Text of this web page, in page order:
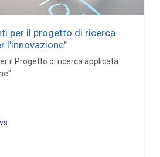
per il progetto di ricerca
l'innovazione"
il Progetto di ricerca applicata